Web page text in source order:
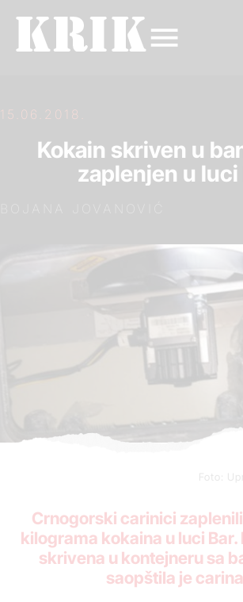
15.06.2018.
Kokain skriven u
zaplenjen u luci
Foto:
Crnogorski carinici
kilograma kokaina u luci Bar.
skrivena u kontejneru sa
saopštila je